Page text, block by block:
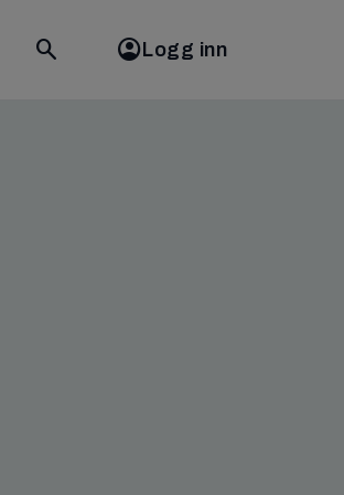
Toggle
Logg inn